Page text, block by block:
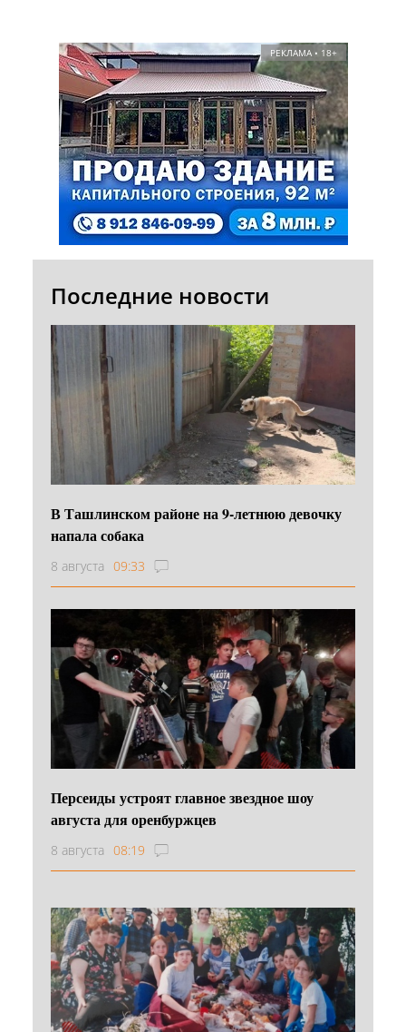
РЕКЛАМА • 18+
Последние новости
В Ташлинском районе на 9-летнюю девочку
напала собака
8 августа 09:33
Персеиды устроят главное звездное шоу
августа для оренбуржцев
8 августа 08:19